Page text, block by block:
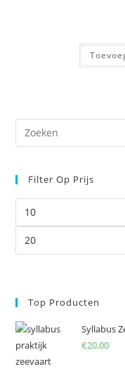
Filter Op Prijs
prijs
prijs
Top Producten
Syllabus
€20,00